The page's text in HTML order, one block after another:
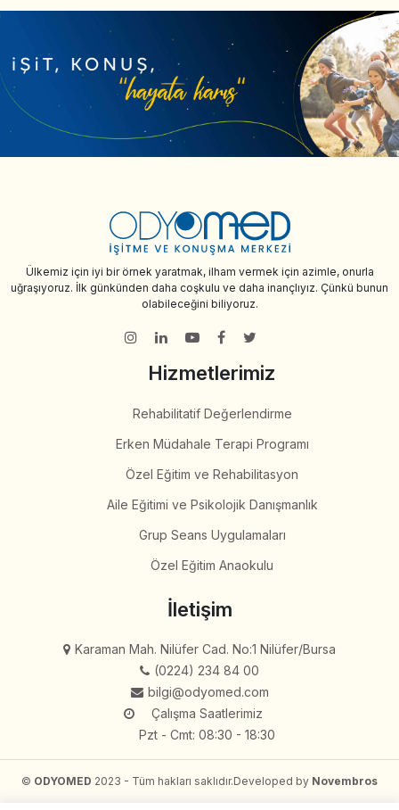
Ülkemiz için iyi bir örnek yaratmak, ilham vermek için azimle, onurla
uğraşıyoruz. İlk günkünden daha coşkulu ve daha inançlıyız. Çünkü bunun
olabileceğini biliyoruz.
Hizmetlerimiz
Rehabilitatif Değerlendirme
Erken Müdahale Terapi Programı
Özel Eğitim ve Rehabilitasyon
Aile Eğitimi ve Psikolojik Danışmanlık
Grup Seans Uygulamaları
Özel Eğitim Anaokulu
İletişim
Karaman Mah. Nilüfer Cad. No:1 Nilüfer/Bursa
(0224) 234 84 00
bilgi@odyomed.com
Çalışma Saatlerimiz
Pzt - Cmt: 08:30 - 18:30
© ODYOMED 2023 - Tüm hakları saklıdır.Developed by Novembros